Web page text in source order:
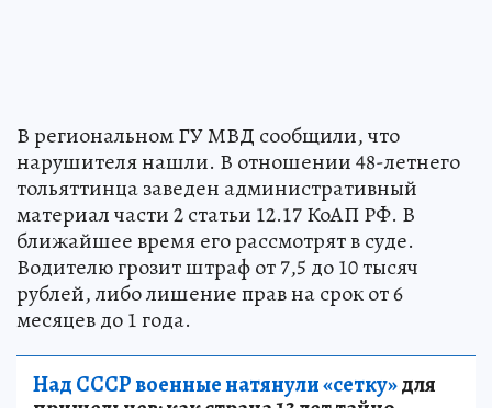
В региональном ГУ МВД сообщили, что
нарушителя нашли. В отношении 48-летнего
тольяттинца заведен административный
материал части 2 статьи 12.17 КоАП РФ. В
ближайшее время его рассмотрят в суде.
Водителю грозит штраф от 7,5 до 10 тысяч
рублей, либо лишение прав на срок от 6
месяцев до 1 года.
Над СССР военные натянули «сетку»для